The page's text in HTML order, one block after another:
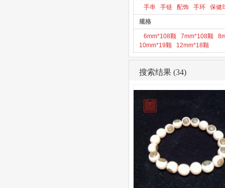
手串 手链 配饰 手环 保健
规格
6mm*108颗 7mm*108颗
10mm*19颗
12mm*18颗
搜索结果 (34)